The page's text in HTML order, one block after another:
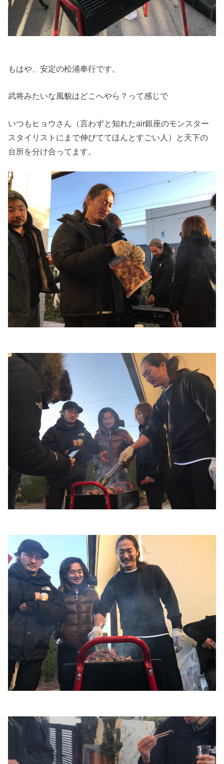
もはや、安定の松浦奉行です。
武将みたいな風貌はどこへやら？って感じで
いつもヒョウさん（言わずと知れたair銀座のモンスター
スタイリストにまで伸びててほんとすごい人）と天下の
台所を分け合ってます。